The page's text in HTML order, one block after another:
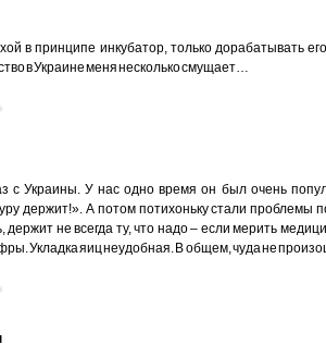
в принципе инкубатор, только дорабатывать
в Украине меня несколько смущает…
с Украины. У нас одно время он был очень
держит!». А потом потихоньку стали проблемы
держит не всегда ту, что надо – если мерить
Укладка яиц неудобная. В общем, чуда не